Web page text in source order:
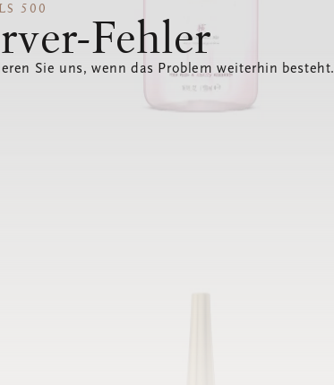
500
Fehler
Sie uns, wenn das Problem weiterhin besteht.